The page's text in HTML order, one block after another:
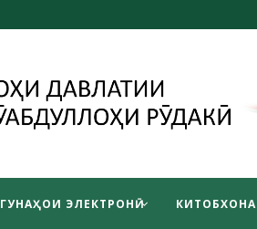
ГУНАҲОИ ЭЛЕКТРОНӢ КИТОБХОНА